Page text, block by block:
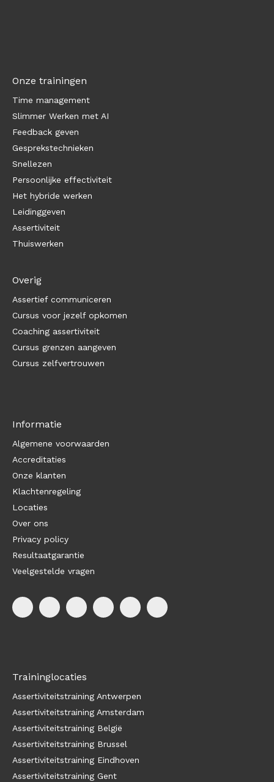
Onze trainingen
Time management
Slimmer Werken met AI
Feedback geven
Gesprekstechnieken
Snellezen
Persoonlijke effectiviteit
Het hybride werken
Leidinggeven
Assertiviteit
Thuiswerken
Overig
Assertief communiceren
Cursus voor jezelf opkomen
Coaching assertiviteit
Cursus grenzen aangeven
Cursus zelfvertrouwen
Informatie
Algemene voorwaarden
Accreditaties
Onze klanten
Klachtenregeling
Locaties
Over ons
Privacy policy
Resultaatgarantie
Veelgestelde vragen
Traininglocaties
Assertiviteitstraining Antwerpen
Assertiviteitstraining Amsterdam
Assertiviteitstraining België
Assertiviteitstraining Brussel
Assertiviteitstraining Eindhoven
Assertiviteitstraining Gent